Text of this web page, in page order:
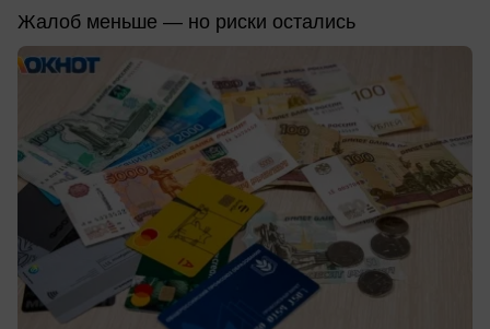
Жалоб меньше — но риски остались